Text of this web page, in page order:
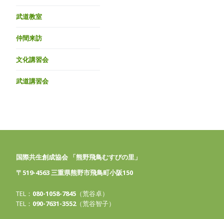
武道教室
仲間来訪
文化講習会
武道講習会
国際共生創成協会 「熊野飛鳥むすびの里」
〒519-4563 三重県熊野市飛鳥町小阪150
TEL： 080-1058-7845 （荒谷卓）
TEL： 090-7631-3552（荒谷智子）